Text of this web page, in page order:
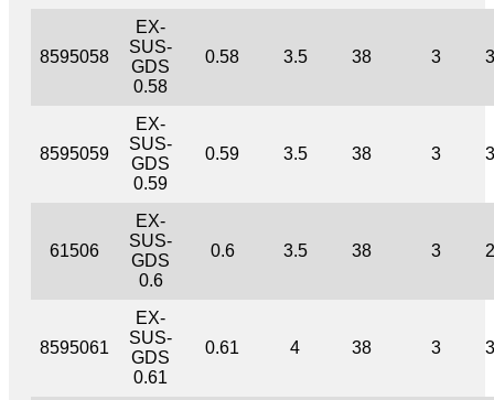
8595058
EX-
SUS-
GDS
0.58
0.58 3.5 38 3
8595059
EX-
SUS-
GDS
0.59
0.59 3.5 38 3
61506
EX-
SUS-
GDS
0.6
0.6 3.5 38 3
8595061
EX-
SUS-
GDS
0.61
0.61 4 38 3